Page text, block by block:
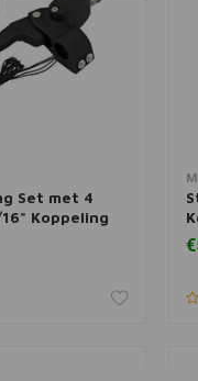
winkelwagen
Set met 4
Koppeling